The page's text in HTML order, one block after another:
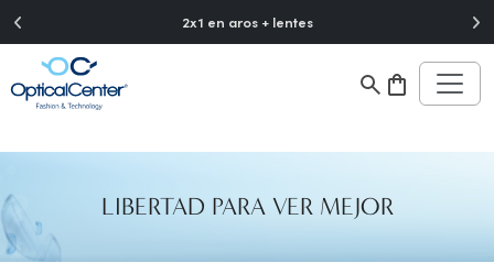
2x1 en aros + lentes
LIBERTAD PARA VER MEJOR